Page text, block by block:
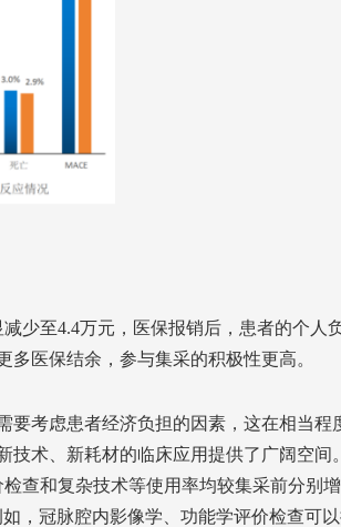
少至4.4万元，医保报销后，患者的个人
医保结余，参与集采的积极性更高。
要考虑患者经济负担的因素，这在相当程
术、新耗材的临床应用提供了广阔空间。
查和复杂技术等使用率均较集采前分别
，冠脉腔内影像学、功能学评价检查可